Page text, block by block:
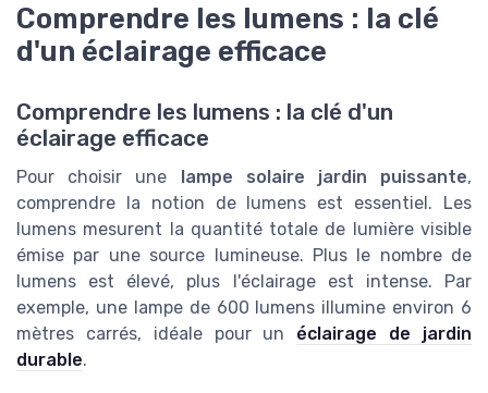
Comprendre les lumens : la clé
d'un éclairage efficace
Comprendre les lumens : la clé d'un
éclairage efficace
Pour choisir une lampe solaire jardin puissante,
comprendre la notion de lumens est essentiel. Les
lumens mesurent la quantité totale de lumière visible
émise par une source lumineuse. Plus le nombre de
lumens est élevé, plus l'éclairage est intense. Par
exemple, une lampe de 600 lumens illumine environ 6
mètres carrés, idéale pour un éclairage de jardin
durable.